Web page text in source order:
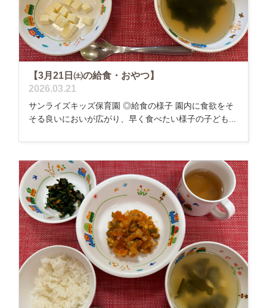
【3月21日㈯の給食・おやつ】
2026.03.21
サンライズキッズ保育園 ◎給食の様子 園内に食欲をそ
そる良いにおいが広がり、早く食べたい様子の子ども...